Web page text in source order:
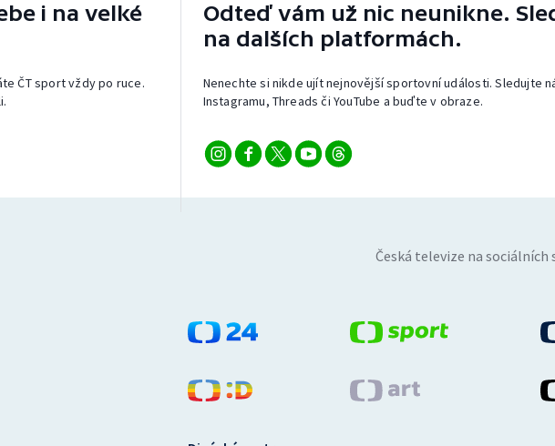
i na velké
ČT sport vždy po ruce.
Odteď vám už nic neunikne.
na dalších platformách.
Nenechte si nikde ujít nejnovější sportovní události. Sledujte
Instagramu, Threads či YouTube a buďte v obraze.
Česká televize na sociálních